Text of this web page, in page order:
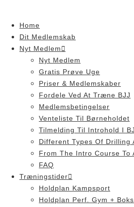
contentHome
Dit Medlemskab
Nyt Medlem
Nyt Medlem
Gratis Prøve Uge
Priser & Medlemskaber
Fordele Ved At Træne BJJ
Medlemsbetingelser
Venteliste Til Børneholdet
Tilmelding Til Introhold I
Different Types Of Drilling
From The Intro Course To
FAQ
Træningstider
Holdplan Kampsport
Holdplan Perf. Gym +